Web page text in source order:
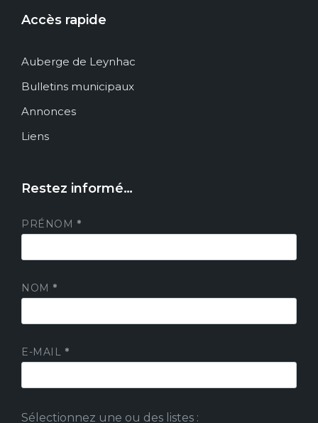
Accès rapide
Auberge de Leynhac
Bulletins municipaux
Annonces
Liens
Restez informé…
PRÉNOM *
NOM *
E-MAIL *
Sélectionnez une ou des listes :